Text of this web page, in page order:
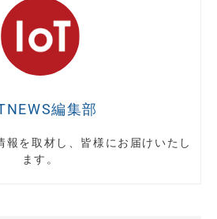
編集部
報を取材し、皆様にお届けいたし
ます。